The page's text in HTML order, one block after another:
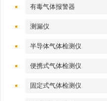
有毒气体报警器
测漏仪
半导体气体检测仪
便携式气体检测仪
固定式气体检测仪